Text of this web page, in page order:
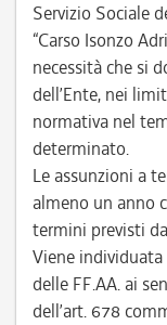
Servizio Sociale
“Carso Isonzo
necessità che si
dell’Ente, nei
normativa nel
determinato.
Le assunzioni a
almeno un anno
termini previsti
Viene
delle FF.AA. ai
dell’art. 678